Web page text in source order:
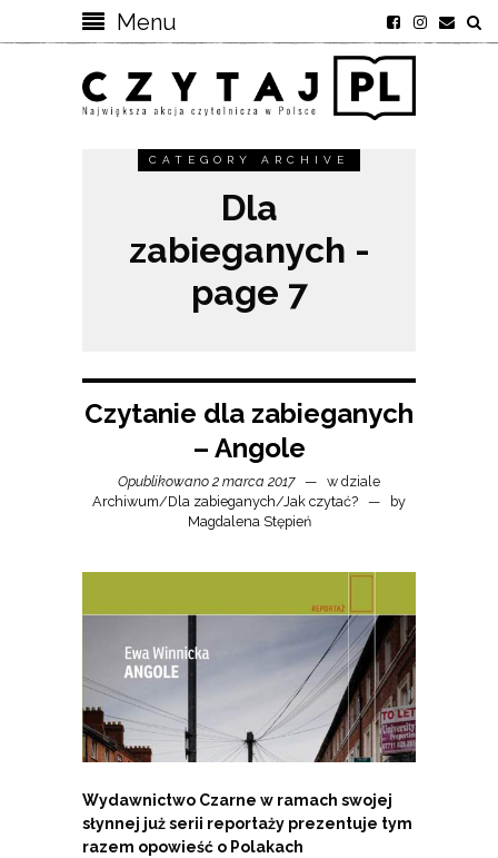
Menu
CATEGORY ARCHIVE
Dla
zabieganych -
page 7
Czytanie dla zabieganych
– Angole
Opublikowano 2 marca 2017
w dziale
Archiwum/Dla zabieganych/Jak czytać?
by
Magdalena Stępień
Wydawnictwo Czarne w ramach swojej
słynnej już serii reportaży prezentuje tym
razem opowieść o Polakach